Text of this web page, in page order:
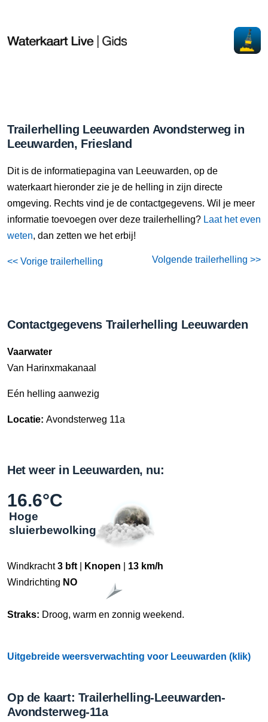
Trailerhelling Leeuwarden Avondsterweg in
Leeuwarden, Friesland
Dit is de informatiepagina van Leeuwarden, op de
waterkaart hieronder zie je de helling in zijn directe
omgeving. Rechts vind je de contactgegevens. Wil je meer
informatie toevoegen over deze trailerhelling? Laat het even
weten, dan zetten we het erbij!
<< Vorige trailerhelling Volgende trailerhelling >>
Contactgegevens Trailerhelling Leeuwarden
Vaarwater
Van Harinxmakanaal
Eén helling aanwezig
Locatie: Avondsterweg 11a
Het weer in Leeuwarden, nu:
16.6°C
Hoge
sluierbewolking
Windkracht3 bft Knopen
13 km/h
Windrichting NO
Straks: Droog, warm en zonnig weekend.
Uitgebreide weersverwachting voor Leeuwarden (klik)
Op de kaart: Trailerhelling-Leeuwarden-
Avondsterweg-11a